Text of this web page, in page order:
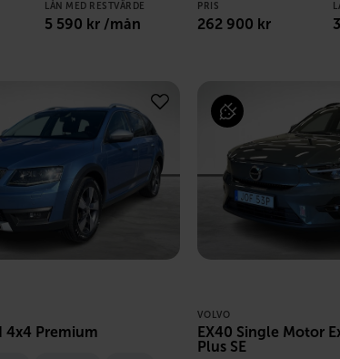
LÅN MED RESTVÄRDE
5 590 kr /mån
PRIS
262 900 kr
4x4 Premium
VOLVO
EX40 Single Motor
Plus SE